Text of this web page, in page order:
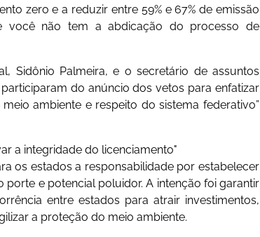
zero e a reduzir entre 59% e 67% de emissão
você não tem a abdicação do processo de
Sidônio Palmeira, e o secretário de assuntos
do anúncio dos vetos para enfatizar
ambiente e respeito do sistema federativo”
a integridade do licenciamento"
os estados a responsabilidade por estabelecer
e potencial poluidor. A intenção foi garantir
entre estados para atrair investimentos,
a proteção do meio ambiente.